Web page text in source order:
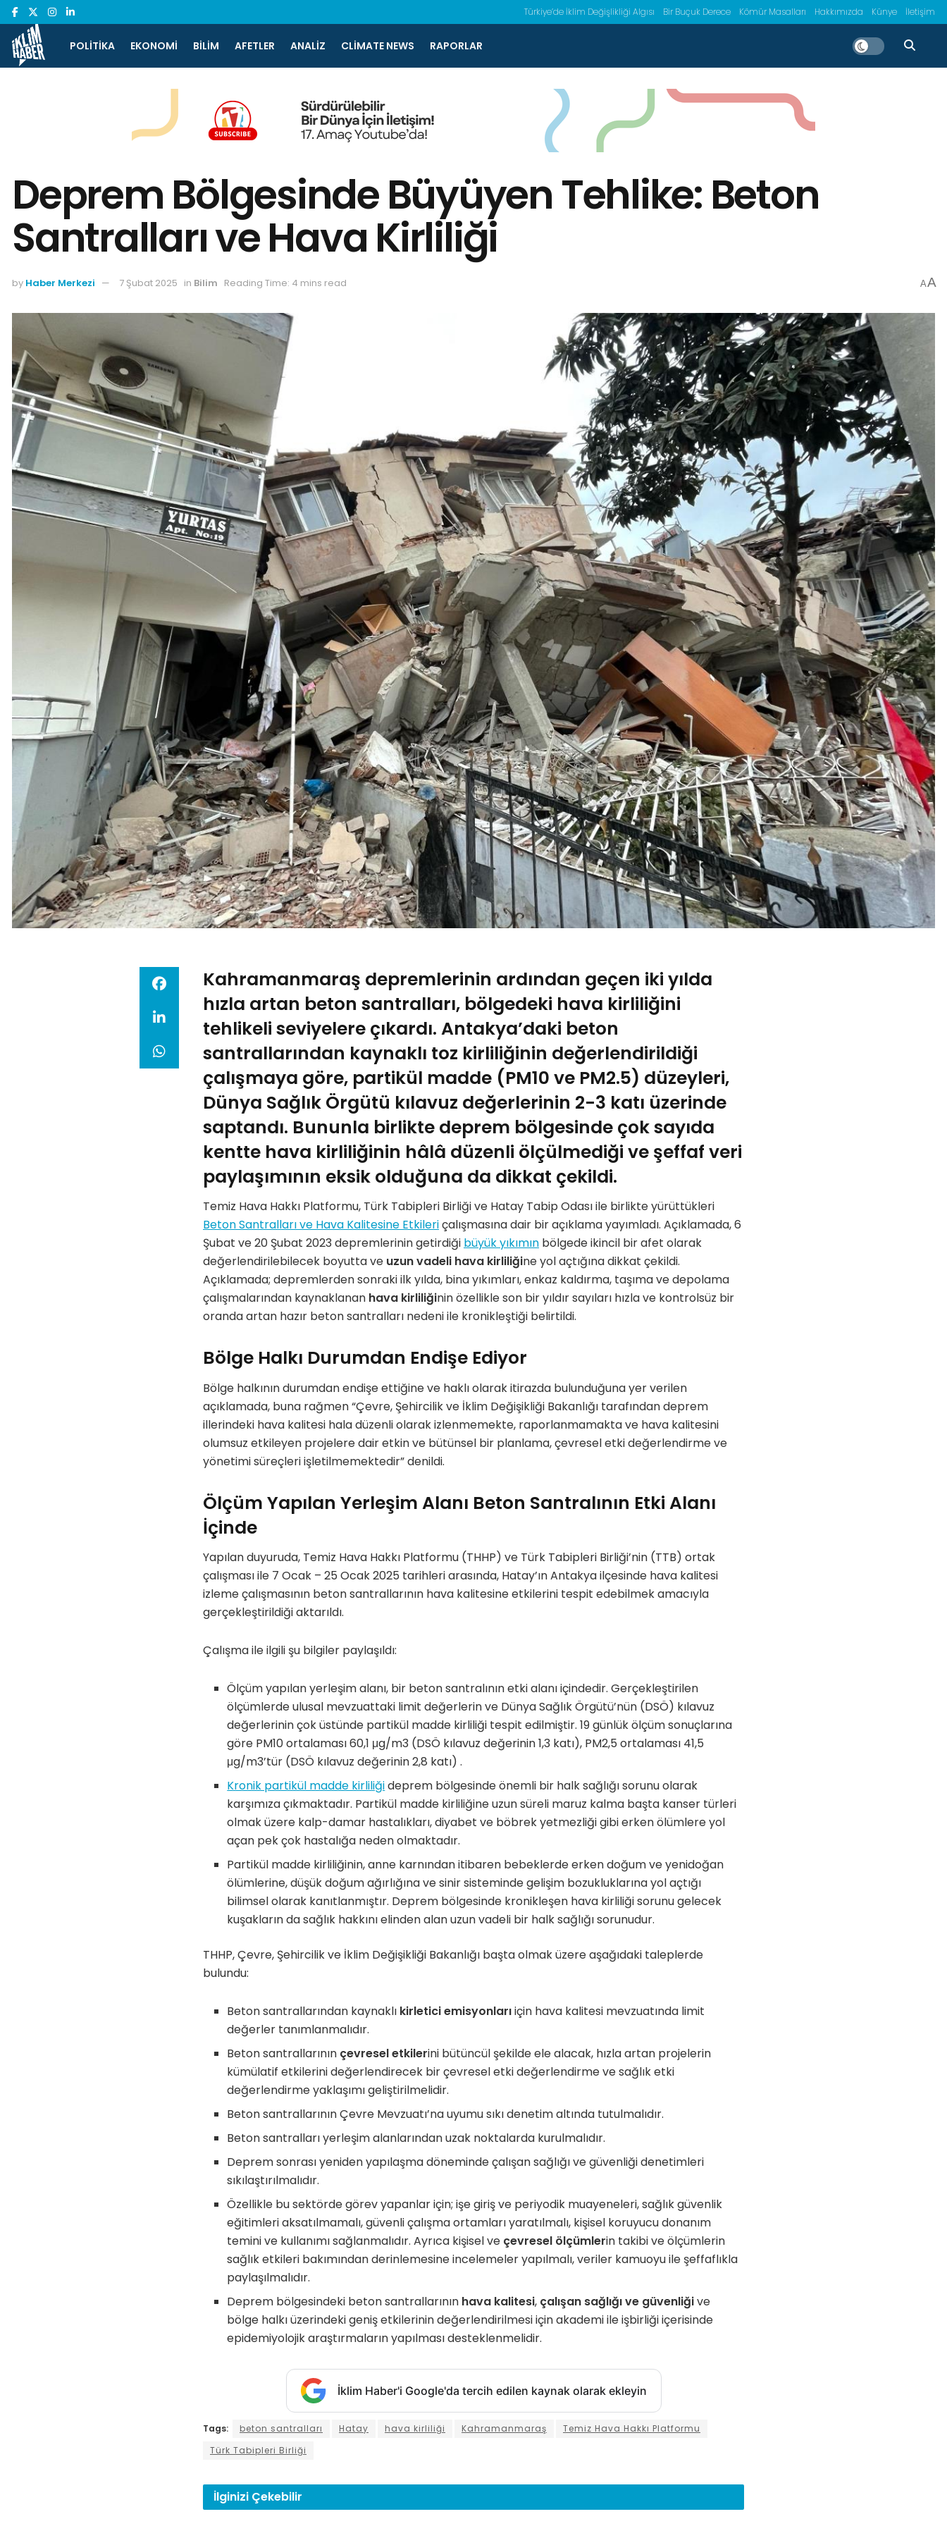
Türkiye’de İklim Değişlikliği Algısı Bir Buçuk Derece Kömür Masalları Hakkımızda Künye İletişim
POLITIKA EKONOMI BILIM AFETLER ANALIZ CLIMATE NEWS RAPORLAR
Deprem Bölgesinde Büyüyen Tehlike: Beton
Santralları ve Hava Kirliliği
by Haber Merkezi 7 Şubat 2025 in Bilim Reading Time: 4 mins read AA
Kahramanmaraş depremlerinin ardından geçen iki yılda
hızla artan beton santralları, bölgedeki hava kirliliğini
tehlikeli seviyelere çıkardı. Antakya’daki beton
santrallarından kaynaklı toz kirliliğinin değerlendirildiği
çalışmaya göre, partikül madde (PM10 ve PM2.5) düzeyleri,
Dünya Sağlık Örgütü kılavuz değerlerinin 2-3 katı üzerinde
saptandı. Bununla birlikte deprem bölgesinde çok sayıda
kentte hava kirliliğinin hâlâ düzenli ölçülmediği ve şeffaf veri
paylaşımının eksik olduğuna da dikkat çekildi.
Temiz Hava Hakkı Platformu, Türk Tabipleri Birliği ve Hatay Tabip Odası ile birlikte yürüttükleri
Beton Santralları ve Hava Kalitesine Etkileriçalışmasına dair bir açıklama yayımladı. Açıklamada, 6
Şubat ve 20 Şubat 2023 depremlerinin getirdiği büyük yıkımın bölgede ikincil bir afet olarak
değerlendirilebilecek boyutta ve uzun vadeli hava kirliliğine yol açtığına dikkat çekildi.
Açıklamada; depremlerden sonraki ilk yılda, bina yıkımları, enkaz kaldırma, taşıma ve depolama
çalışmalarından kaynaklanan hava kirliliğinin özellikle son bir yıldır sayıları hızla ve kontrolsüz bir
oranda artan hazır beton santralları nedeni ile kronikleştiği belirtildi.
Bölge Halkı Durumdan Endişe Ediyor
Bölge halkının durumdan endişe ettiğine ve haklı olarak itirazda bulunduğuna yer verilen
açıklamada, buna rağmen “Çevre, Şehircilik ve İklim Değişikliği Bakanlığı tarafından deprem
illerindeki hava kalitesi hala düzenli olarak izlenmemekte, raporlanmamakta ve hava kalitesini
olumsuz etkileyen projelere dair etkin ve bütünsel bir planlama, çevresel etki değerlendirme ve
yönetimi süreçleri işletilmemektedir” denildi.
Ölçüm Yapılan Yerleşim Alanı Beton Santralının Etki Alanı
İçinde
Yapılan duyuruda, Temiz Hava Hakkı Platformu (THHP) ve Türk Tabipleri Birliği’nin (TTB) ortak
çalışması ile 7 Ocak – 25 Ocak 2025 tarihleri arasında, Hatay’ın Antakya ilçesinde hava kalitesi
izleme çalışmasının beton santrallarının hava kalitesine etkilerini tespit edebilmek amacıyla
gerçekleştirildiği aktarıldı.
Çalışma ile ilgili şu bilgiler paylaşıldı:
Ölçüm yapılan yerleşim alanı, bir beton santralının etki alanı içindedir. Gerçekleştirilen
ölçümlerde ulusal mevzuattaki limit değerlerin ve Dünya Sağlık Örgütü’nün (DSÖ) kılavuz
değerlerinin çok üstünde partikül madde kirliliği tespit edilmiştir. 19 günlük ölçüm sonuçlarına
göre PM10 ortalaması 60,1 μg/m3 (DSÖ kılavuz değerinin 1,3 katı), PM2,5 ortalaması 41,5
μg/m3’tür (DSÖ kılavuz değerinin 2,8 katı) .
Kronik partikül madde kirliliğideprem bölgesinde önemli bir halk sağlığı sorunu olarak
karşımıza çıkmaktadır. Partikül madde kirliliğine uzun süreli maruz kalma başta kanser türleri
olmak üzere kalp-damar hastalıkları, diyabet ve böbrek yetmezliği gibi erken ölümlere yol
açan pek çok hastalığa neden olmaktadır.
Partikül madde kirliliğinin, anne karnından itibaren bebeklerde erken doğum ve yenidoğan
ölümlerine, düşük doğum ağırlığına ve sinir sisteminde gelişim bozukluklarına yol açtığı
bilimsel olarak kanıtlanmıştır. Deprem bölgesinde kronikleşen hava kirliliği sorunu gelecek
kuşakların da sağlık hakkını elinden alan uzun vadeli bir halk sağlığı sorunudur.
THHP, Çevre, Şehircilik ve İklim Değişikliği Bakanlığı başta olmak üzere aşağıdaki taleplerde
bulundu:
Beton santrallarından kaynaklı kirletici emisyonlarıiçin hava kalitesi mevzuatında limit
değerler tanımlanmalıdır.
Beton santrallarının çevresel etkilerini bütüncül şekilde ele alacak, hızla artan projelerin
kümülatif etkilerini değerlendirecek bir çevresel etki değerlendirme ve sağlık etki
değerlendirme yaklaşımı geliştirilmelidir.
Beton santrallarının Çevre Mevzuatı’na uyumu sıkı denetim altında tutulmalıdır.
Beton santralları yerleşim alanlarından uzak noktalarda kurulmalıdır.
Deprem sonrası yeniden yapılaşma döneminde çalışan sağlığı ve güvenliği denetimleri
sıkılaştırılmalıdır.
Özellikle bu sektörde görev yapanlar için; işe giriş ve periyodik muayeneleri, sağlık güvenlik
eğitimleri aksatılmamalı, güvenli çalışma ortamları yaratılmalı, kişisel koruyucu donanım
temini ve kullanımı sağlanmalıdır. Ayrıca kişisel ve çevresel ölçümlerin takibi ve ölçümlerin
sağlık etkileri bakımından derinlemesine incelemeler yapılmalı, veriler kamuoyu ile şeffaflıkla
paylaşılmalıdır.
Deprem bölgesindeki beton santrallarının hava kalitesi, çalışan sağlığı ve güvenliğive
bölge halkı üzerindeki geniş etkilerinin değerlendirilmesi için akademi ile işbirliği içerisinde
epidemiyolojik araştırmaların yapılması desteklenmelidir.
İklim Haber'i Google'da tercih edilen kaynak olarak ekleyin
Tags: beton santralları Hatay hava kirliliği Kahramanmaraş
Temiz Hava Hakkı Platformu
Türk Tabipleri Birliği
İlginizi Çekebilir